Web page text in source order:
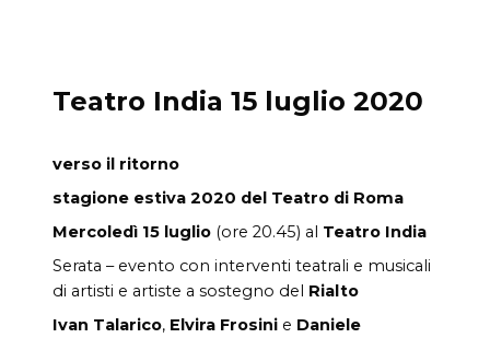
Teatro India 15 luglio 2020
verso il ritorno
stagione estiva 2020 del Teatro di Roma
Mercoledì 15 luglio (ore 20.45) al Teatro India
Serata – evento con interventi teatrali e musicali
di artisti e artiste a sostegno del Rialto
Ivan Talarico, Elvira Frosini e Daniele